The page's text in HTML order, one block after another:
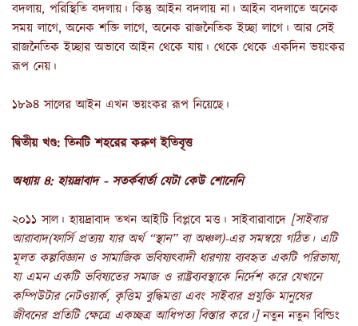
বদলায়, পরিস্থিতি বদলায়। কিন্তু আইন বদলায় না। আইন বদলাতে অনেক
সময় লাগে, অনেক শক্তি লাগে, অনেক রাজনৈতিক ইচ্ছা লাগে। আর সেই
রাজনৈতিক ইচ্ছার অভাবে আইন থেকে যায়। থেকে থেকে একদিন ভয়ংকর
রূপ নেয়।
১৮৯৪ সালের আইন এখন ভয়ংকর রূপ নিয়েছে।
দ্বিতীয় খণ্ড: তিনটি শহরের করুণ ইতিবৃত্ত
অধ্যায় ৪: হায়দ্রাবাদ - সতর্কবার্তা যেটা কেউ শোনেনি
২০১১ সাল। হায়দ্রাবাদ তখন আইটি বিপ্লবে মত্ত। সাইবারাবাদে [সাইবার
আরাবাদ(ফার্সি প্রত্যয় যার অর্থ “স্থান” বা অঞ্চল)-এর সমন্বয়ে গঠিত। এটি
মূলত কল্পবিজ্ঞান ও সামাজিক ভবিষ্যৎবাদী ধারণায় ব্যবহৃত একটি পরিভাষা,
যা এমন একটি ভবিষ্যতের সমাজ ও রাষ্ট্রব্যবস্থাকে নির্দেশ করে যেখানে
কম্পিউটার নেটওয়ার্ক, কৃত্তিম বুদ্ধিমত্তা এবং সাইবার প্রযুক্তি মানুষের
জীবনের প্রতিটি ক্ষেত্রে একচ্ছত্র আধিপত্য বিস্তার করে।]নতুন নতুন বিল্ডিং